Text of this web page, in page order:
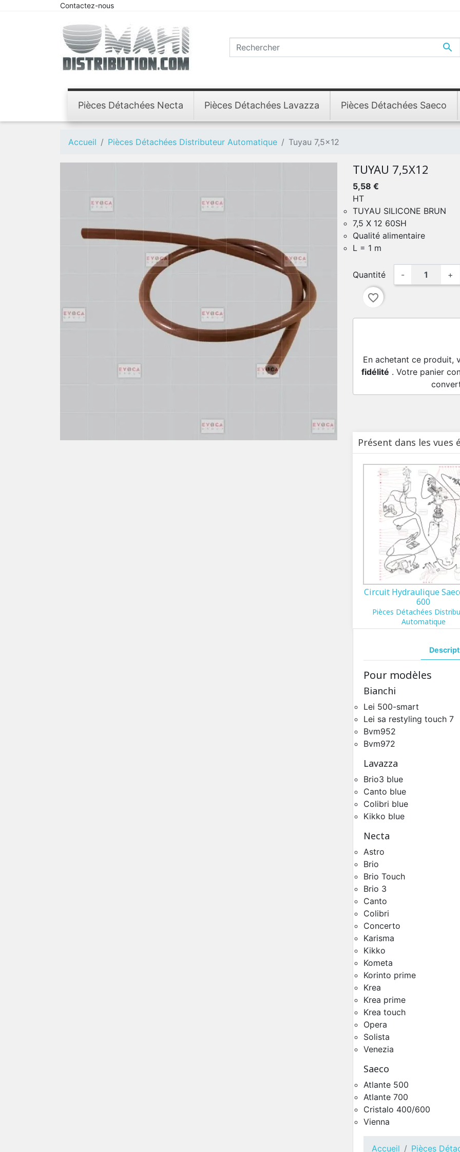
Contactez-nous

Pièces Détachées Necta Pièces Détachées Lavazza Pièces Détachées Saeco
Accueil Pièces Détachées Distributeur Automatique Tuyau 7,5x12
TUYAU 7,5X12
5,58 €
HT
TUYAU SILICONE BRUN
7,5 X 12 60SH
Qualité alimentaire
L = 1 m
Quantité - +
favorite_border
En achetant ce produit,
fidélité . Votre panier
Présent dans les vues
Circuit Hydraulique
600
Pièces Détachées
Automatique
Circuit Hydraulique
Pression Kalea
Pièces Détachées
Automatique
Circuit Hydraulique
Chaudières Kalea
Pièces Détachées
Toutes Pièces Détachées
Pièces Détachées
Pour modèles
Bianchi
Lei 500-smart
Lei sa restyling touch 7
Bvm952
Bvm972
Lavazza
Brio3 blue
Canto blue
Colibri blue
Kikko blue
Necta
Astro
Brio
Brio Touch
Brio 3
Canto
Colibri
Concerto
Karisma
Kikko
Kometa
Korinto prime
Krea
Krea prime
Krea touch
Opera
Solista
Venezia
Saeco
Atlante 500
Atlante 700
Cristalo 400/600
Vienna
Accueil Pièces